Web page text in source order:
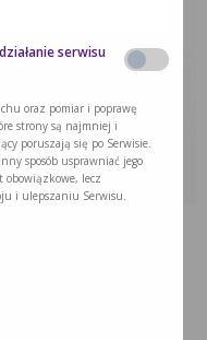
klinicznej.
serwisu
oraz pomiar i poprawę
strony są najmniej i
poruszają się po Serwisie.
sposób usprawniać jego
obowiązkowe, lecz
i ulepszaniu Serwisu.